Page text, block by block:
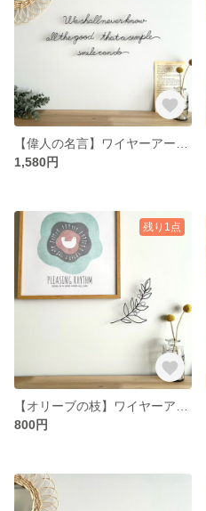
1,580円
残り1点
800円